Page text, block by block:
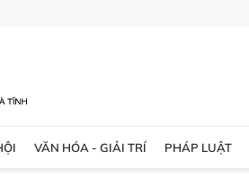
VĂN HÓA - GIẢI TRÍ PHÁP LUẬT